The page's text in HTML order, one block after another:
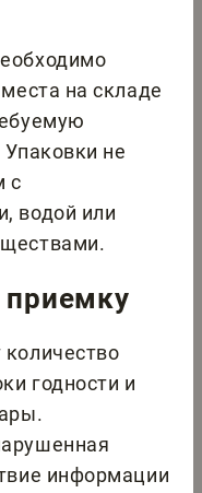
на складе
не
с
водой или
приемку
годности и
информации